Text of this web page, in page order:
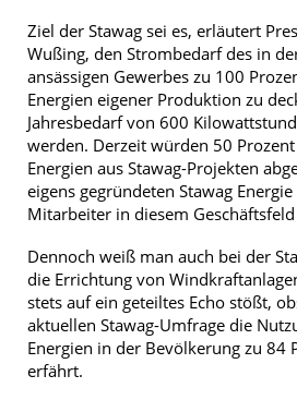
Ziel der Stawag sei es, erläutert
Wußing, den Strombedarf des in
ansässigen Gewerbes zu 100
Energien eigener Produktion zu
Jahresbedarf von 600
werden. Derzeit würden 50
Energien aus Stawag-Projekten
eigens gegründeten Stawag
Mitarbeiter in diesem
Dennoch weiß man auch bei der
die Errichtung von
stets auf ein geteiltes Echo stößt,
aktuellen Stawag-Umfrage die
Energien in der Bevölkerung zu 84
erfährt.